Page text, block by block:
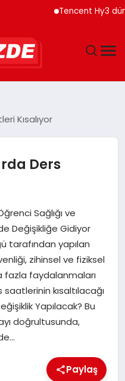
Tencent Hy3 dünya
Kısalıyor
Ders
Sağlığı ve
Değişikliğe Gidiyor
tarafından yapılan
zihinsel ve fiziksel
fazla faydalanmaları
kısaltılacağı
Yapılacak? Bu
doğrultusunda,
Paylaş